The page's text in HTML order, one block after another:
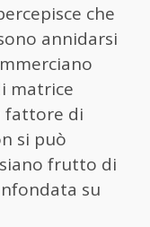
che
annidarsi
matrice
fattore di
si può
frutto di
su